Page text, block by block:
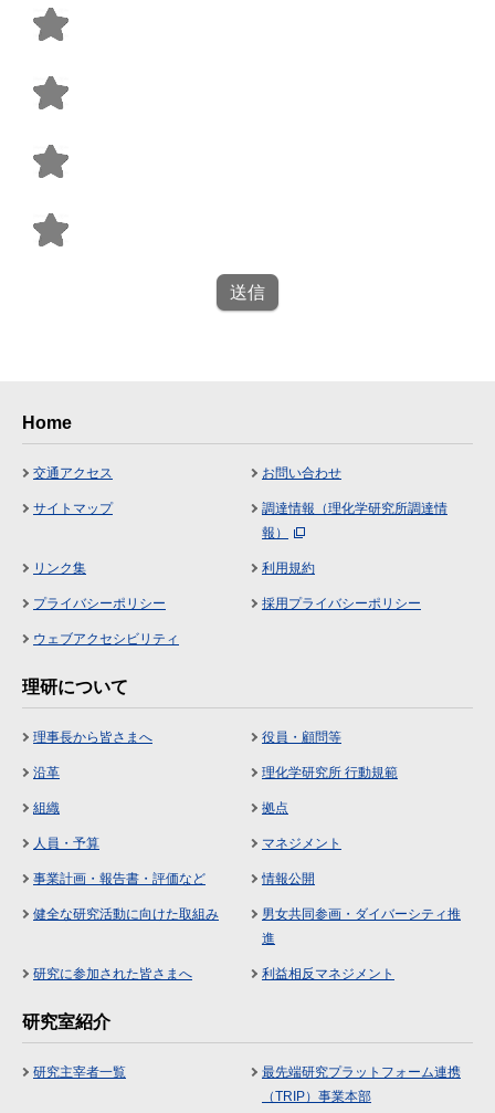
送信
Home
交通アクセス お問い合わせ
サイトマップ
調達情報（理化学研究所調達情
報）
リンク集 利用規約
プライバシーポリシー 採用プライバシーポリシー
ウェブアクセシビリティ
理研について
理事長から皆さまへ 役員・顧問等
沿革 理化学研究所 行動規範
組織 拠点
人員・予算 マネジメント
事業計画・報告書・評価など 情報公開
健全な研究活動に向けた取組み
男女共同参画・ダイバーシティ推
進
研究に参加された皆さまへ 利益相反マネジメント
研究室紹介
研究主宰者一覧
最先端研究プラットフォーム連携
（TRIP）事業本部